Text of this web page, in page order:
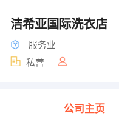
洁希亚国际洗衣店
服务业
私营
公司主页